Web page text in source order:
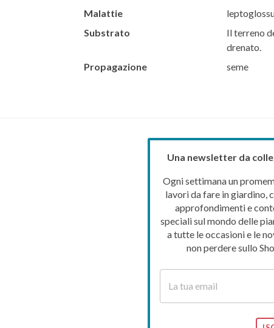
Malattie
Substrato
Il terreno
drenato.
Propagazione
seme
Una newsletter da
Ogni settimana un
lavori da fare in giardino,
approfondimenti e
speciali sul mondo delle
a tutte le occasioni e le
non perdere sullo